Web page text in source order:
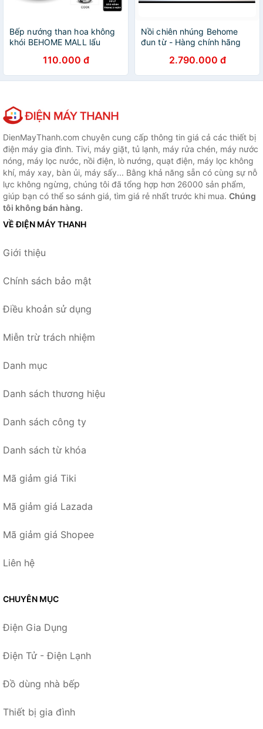
Bếp nướng than hoa không
khói BEHOME MALL lẩu
tiện dụng 0006
110.000 đ
Nồi chiên nhúng Behome
đun từ - Hàng chính hãng
2.790.000 đ
DienMayThanh.com chuyên cung cấp thông tin giá cả các thiết bị
điện máy gia đình. Tivi, máy giặt, tủ lạnh, máy rửa chén, máy nước
nóng, máy lọc nước, nồi điện, lò nướng, quạt điện, máy lọc không
khí, máy xay, bàn ủi, máy sấy... Bằng khả năng sẵn có cùng sự nỗ
lực không ngừng, chúng tôi đã tổng hợp hơn 26000 sản phẩm,
giúp bạn có thể so sánh giá, tìm giá rẻ nhất trước khi mua. Chúng
tôi không bán hàng.
VỀ ĐIỆN MÁY THANH
Giới thiệu
Chính sách bảo mật
Điều khoản sử dụng
Miễn trừ trách nhiệm
Danh mục
Danh sách thương hiệu
Danh sách công ty
Danh sách từ khóa
Mã giảm giá Tiki
Mã giảm giá Lazada
Mã giảm giá Shopee
Liên hệ
CHUYÊN MỤC
Điện Gia Dụng
Điện Tử - Điện Lạnh
Đồ dùng nhà bếp
Thiết bị gia đình